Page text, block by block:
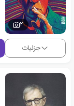
2
جزئیات